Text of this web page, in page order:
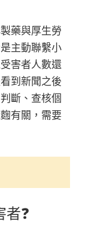
藥與厚生勞
主動聯繫小
害者人數還
到新聞之後
斷、查核個
有關，需要
❓